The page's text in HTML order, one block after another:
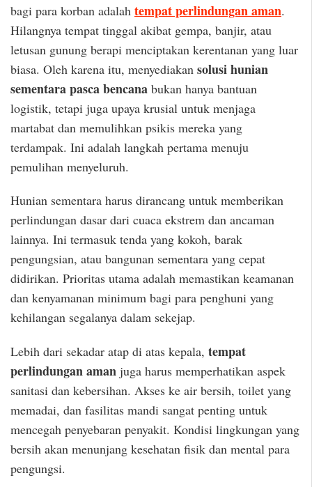
bagi para korban adalah tempat perlindungan aman.
Hilangnya tempat tinggal akibat gempa, banjir, atau
letusan gunung berapi menciptakan kerentanan yang luar
biasa. Oleh karena itu, menyediakan solusi hunian
sementara pasca bencana bukan hanya bantuan
logistik, tetapi juga upaya krusial untuk menjaga
martabat dan memulihkan psikis mereka yang
terdampak. Ini adalah langkah pertama menuju
pemulihan menyeluruh.
Hunian sementara harus dirancang untuk memberikan
perlindungan dasar dari cuaca ekstrem dan ancaman
lainnya. Ini termasuk tenda yang kokoh, barak
pengungsian, atau bangunan sementara yang cepat
didirikan. Prioritas utama adalah memastikan keamanan
dan kenyamanan minimum bagi para penghuni yang
kehilangan segalanya dalam sekejap.
Lebih dari sekadar atap di atas kepala, tempat
perlindungan aman juga harus memperhatikan aspek
sanitasi dan kebersihan. Akses ke air bersih, toilet yang
memadai, dan fasilitas mandi sangat penting untuk
mencegah penyebaran penyakit. Kondisi lingkungan yang
bersih akan menunjang kesehatan fisik dan mental para
pengungsi.